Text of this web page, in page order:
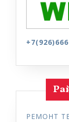
РЕМОНТ